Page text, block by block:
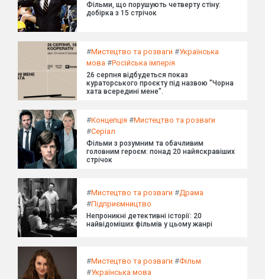
Фільми, що порушують четверту стіну:
добірка з 15 стрічок
#Мистецтво та розваги #Українська
мова #Російська імперія
26 серпня відбудеться показ
кураторського проєкту під назвою "Чорна
хата всередині мене".
#Концепція #Мистецтво та розваги
#Серіал
Фільми з розумним та обачливим
головним героєм: понад 20 найяскравіших
стрічок
#Мистецтво та розваги #Драма
#Підприємництво
Непроникні детективні історії: 20
найвідоміших фільмів у цьому жанрі
#Мистецтво та розваги #Фільм
#Українська мова